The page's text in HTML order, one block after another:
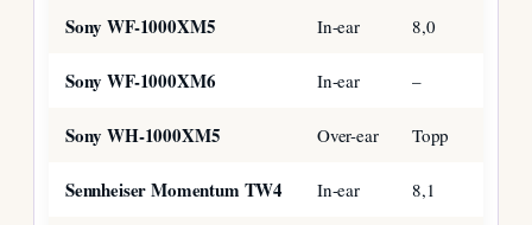
Sony WF-1000XM5 In-ear 8,0
Sony WF-1000XM6 In-ear –
Sony WH-1000XM5 Over-ear Topp
Sennheiser Momentum TW4 In-ear 8,1